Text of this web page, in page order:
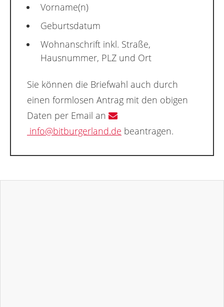
Vorname(n)
Geburtsdatum
Wohnanschrift inkl. Straße,
Hausnummer, PLZ und Ort
Sie können die Briefwahl auch durch
einen formlosen Antrag mit den obigen
Daten per Email an
info@bitburgerland.de beantragen.